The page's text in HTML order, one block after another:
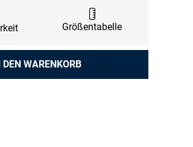
Größentabelle
DEN WARENKORB